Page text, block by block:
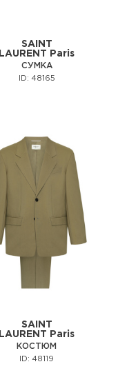
SAINT
LAURENT Paris
СУМКА
ID: 48165
SAINT
LAURENT Paris
КОСТЮМ
ID: 48119